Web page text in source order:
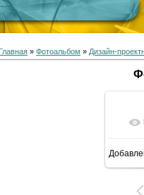
Главная » Фотоальбом » Дизайн-